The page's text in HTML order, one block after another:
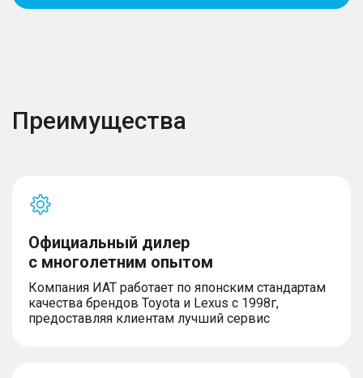
Преимущества
Официальный дилер
с многолетним опытом
Компания ИАТ работает по японским стандартам
качества брендов Toyota и Lexus с 1998г,
предоставляя клиентам лучший сервис